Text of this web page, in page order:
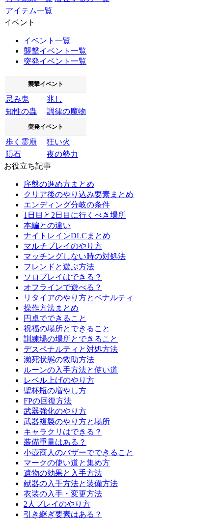
アイテム一覧
イベント
イベント一覧
襲撃イベント一覧
突発イベント一覧
襲撃イベント
忌み鬼
兆し
知性の蟲
調律の魔物
突発イベント
歩く霊廟
狂い火
隕石
夜の勢力
お役立ち記事
序盤の進め方まとめ
クリア後のやり込み要素まとめ
エンディング分岐の条件
1日目と2日目に行くべき場所
本編との違い
ナイトレインDLCまとめ
マルチプレイのやり方
マッチングしない時の対処法
フレンドと遊ぶ方法
ソロプレイはできる？
オフラインで遊べる？
リタイアのやり方とペナルティ
操作方法まとめ
円卓でできること
祝福の場所とできること
訓練場の場所とできること
デスペナルティと対処方法
瀕死状態の救助方法
ルーンの入手方法と使い道
レベル上げのやり方
聖杯瓶の増やし方
FPの回復方法
武器強化のやり方
武器複製のやり方と場所
キャラクリはできる？
装備重量はある？
小壺商人のバザーでできること
マークの使い道と集め方
遺物の効果と入手方法
献器の入手方法と装備方法
衣装の入手・変更方法
2人プレイのやり方
引き継ぎ要素はある？